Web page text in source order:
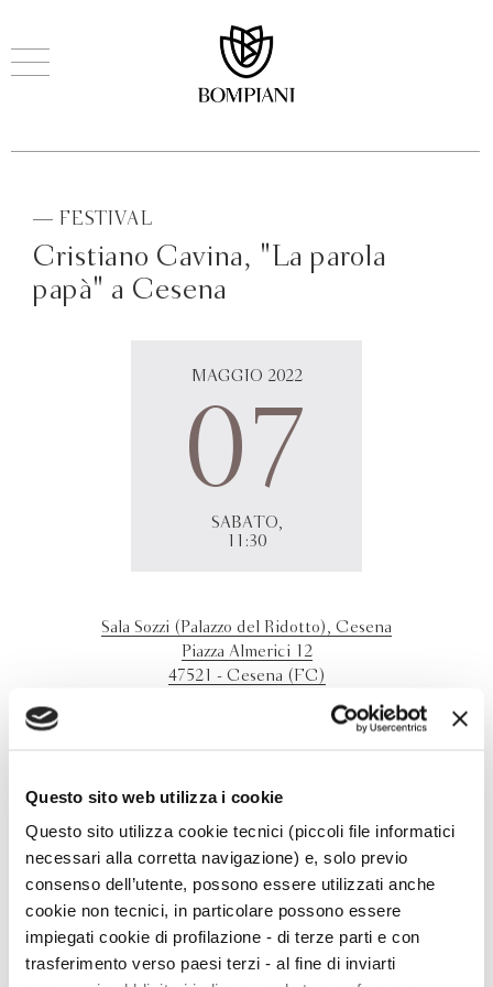
Questo sito web utilizza i cookie
Questo sito utilizza cookie tecnici (piccoli file informatici
necessari alla corretta navigazione) e, solo previo
consenso dell’utente, possono essere utilizzati anche
cookie non tecnici, in particolare possono essere
impiegati cookie di profilazione - di terze parti e con
trasferimento verso paesi terzi - al fine di inviarti
— FESTIVAL
Cristiano Cavina, "La parola
papà" a Cesena
MAGGIO 2022
07
SABATO,
11:30
Sala Sozzi (Palazzo del Ridotto), Cesena
Piazza Almerici 12
47521 - Cesena (FC)
Cristiano Cavina presenta "La parola papà a Cesena,